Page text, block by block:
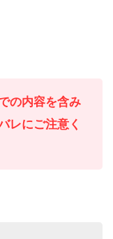
の内容を含み
レにご注意く